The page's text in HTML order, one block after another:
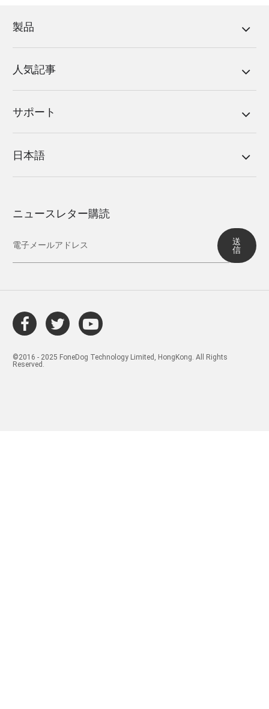
製品
人気記事
サポート
日本語
ニュースレター購読
送
信
©2016 - 2025 FoneDog Technology Limited, HongKong. All Rights
Reserved.